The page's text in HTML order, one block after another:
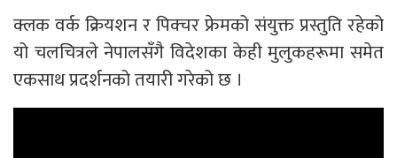
क्लक वर्क क्रियशन र पिक्चर फ्रेमको संयुक्त प्रस्तुति रहेको
यो चलचित्रले नेपालसँगै विदेशका केही मुलुकहरूमा समेत
एकसाथ प्रदर्शनको तयारी गरेको छ ।